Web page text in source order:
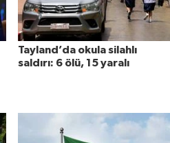
Tayland’da okula silahlı
saldırı: 6 ölü, 15 yaralı